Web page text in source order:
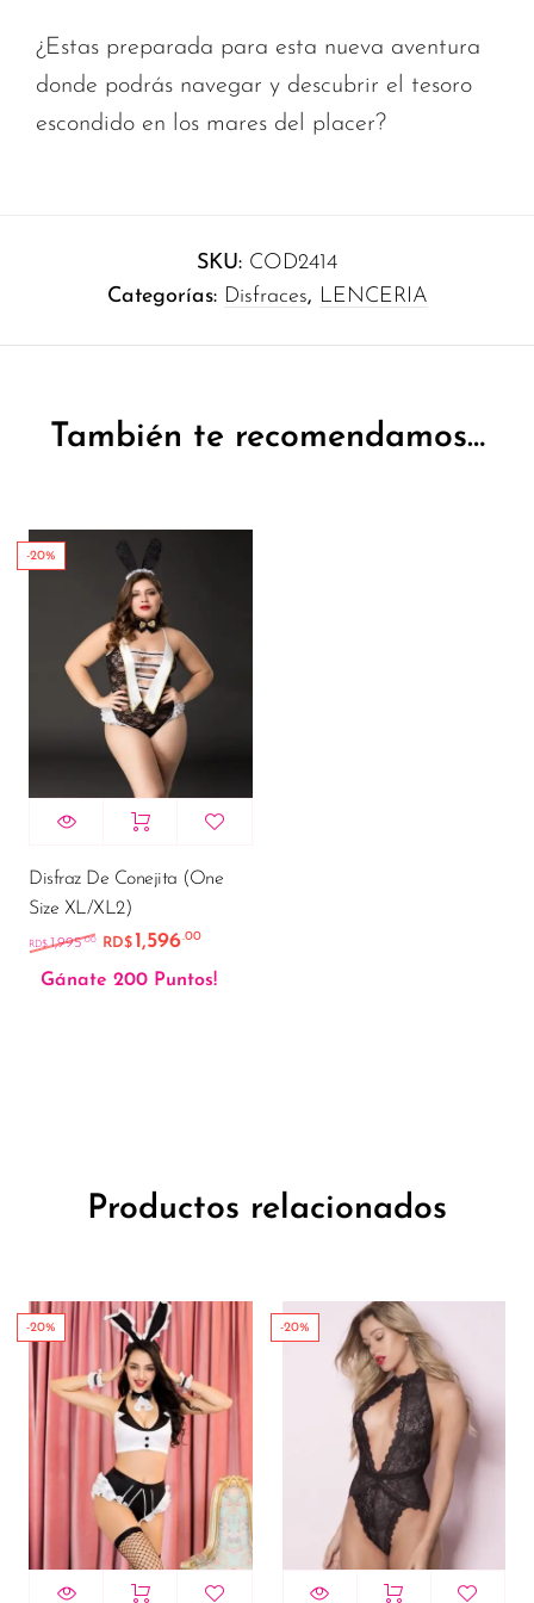
¿Estas preparada para esta nueva aventura
donde podrás navegar y descubrir el tesoro
escondido en los mares del placer?
SKU: COD2414
Categorías: Disfraces, LENCERIA
También te recomendamos…
-20%
Disfraz De Conejita (One
Size XL/XL2)
RD$ 1,995.00 El precio original era: RD$1,995.00.
RD$ 1,596.00El precio actual es: RD$1,596.00.
Gánate 200 Puntos!
Productos relacionados
-20% -20%